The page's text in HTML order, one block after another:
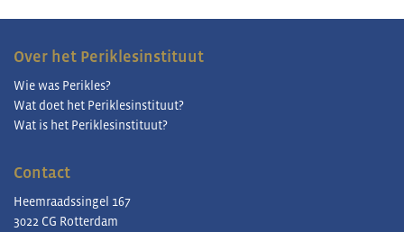
Over het Periklesinstituut
Wie was Perikles?
Wat doet het Periklesinstituut?
Wat is het Periklesinstituut?
Contact
Heemraadssingel 167
3022 CG Rotterdam